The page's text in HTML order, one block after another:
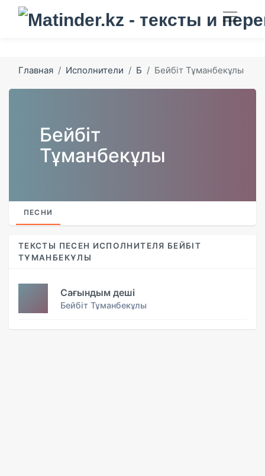
Главная Исполнители Б Бейбіт Тұманбекұлы
Бейбіт
Тұманбекұлы
ПЕСНИ
ТЕКСТЫ ПЕСЕН ИСПОЛНИТЕЛЯ БЕЙБІТ
ТҰМАНБЕКҰЛЫ
Сағындым деші
Бейбіт Тұманбекұлы